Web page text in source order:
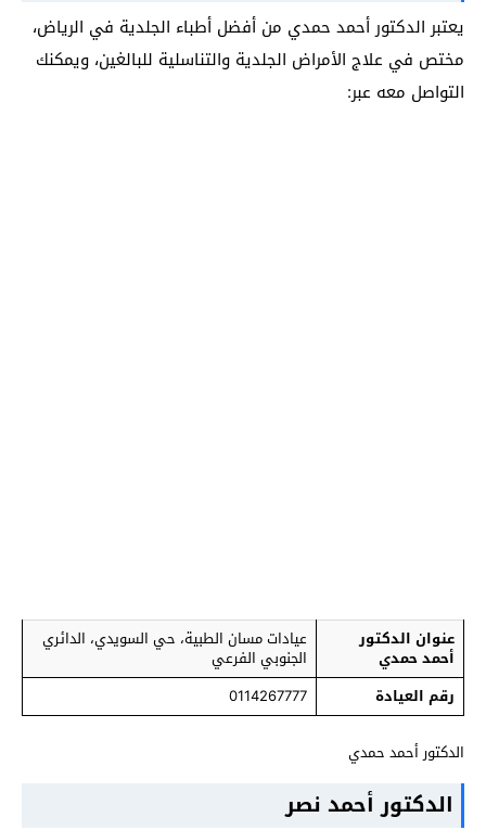
يعتبر الدكتور أحمد حمدي من أفضل أطباء الجلدية في الرياض،
مختص في علاج الأمراض الجلدية والتناسلية للبالغين، ويمكنك
التواصل معه عبر:
عنوان الدكتور
أحمد حمدي
عيادات مسان الطبية، حي السويدي، الدائري
الجنوبي الفرعي
رقم العيادة
0114267777
الدكتور أحمد حمدي
الدكتور أحمد نصر